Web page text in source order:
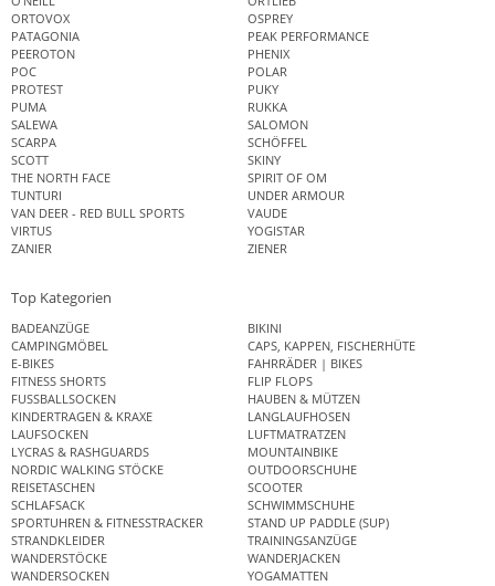
ORTOVOX
OSPREY
PATAGONIA
PEAK PERFORMANCE
PEEROTON
PHENIX
POC
POLAR
PROTEST
PUKY
PUMA
RUKKA
SALEWA
SALOMON
SCARPA
SCHÖFFEL
SCOTT
SKINY
THE NORTH FACE
SPIRIT OF OM
TUNTURI
UNDER ARMOUR
VAN DEER - RED BULL SPORTS
VAUDE
VIRTUS
YOGISTAR
ZANIER
ZIENER
Top Kategorien
BADEANZÜGE
BIKINI
CAMPINGMÖBEL
CAPS, KAPPEN, FISCHERHÜTE
E-BIKES
FAHRRÄDER | BIKES
FITNESS SHORTS
FLIP FLOPS
FUSSBALLSOCKEN
HAUBEN & MÜTZEN
KINDERTRAGEN & KRAXE
LANGLAUFHOSEN
LAUFSOCKEN
LUFTMATRATZEN
LYCRAS & RASHGUARDS
MOUNTAINBIKE
NORDIC WALKING STÖCKE
OUTDOORSCHUHE
REISETASCHEN
SCOOTER
SCHLAFSACK
SCHWIMMSCHUHE
SPORTUHREN & FITNESSTRACKER
STAND UP PADDLE (SUP)
STRANDKLEIDER
TRAININGSANZÜGE
WANDERSTÖCKE
WANDERJACKEN
WANDERSOCKEN
YOGAMATTEN